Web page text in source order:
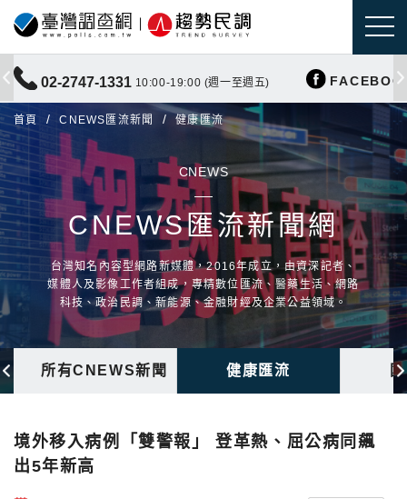
02-2747-1331 10:00-19:00 (週一至週五)
首頁 CNEWS匯流新聞 健康匯流
CNEWS
CNEWS匯流新聞網
台灣知名內容型網路新媒體，2016年成立，由資深記者、
媒體人及影像工作者組成，專精數位匯流、醫藥生活、網路
科技、政治民調、新能源、金融財經及企業公益領域。
所有CNEWS新聞 健康匯流
境外移入病例「雙警報」 登革熱、屈公病同飆
出5年新高